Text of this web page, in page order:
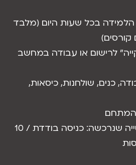
בכל שעות היום (מלבד
או עבודה במחשב
שולחנות, כיסאות,
לפי סוג הכרטיסייה שנרכשה: כניסה בודדת / 10